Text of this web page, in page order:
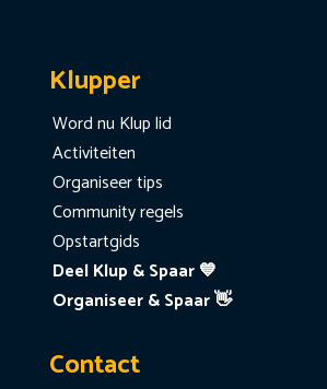
Klupper
Word nu Klup lid
Activiteiten
Organiseer tips
Community regels
Opstartgids
Deel Klup & Spaar 💙
Organiseer & Spaar 👋
Contact